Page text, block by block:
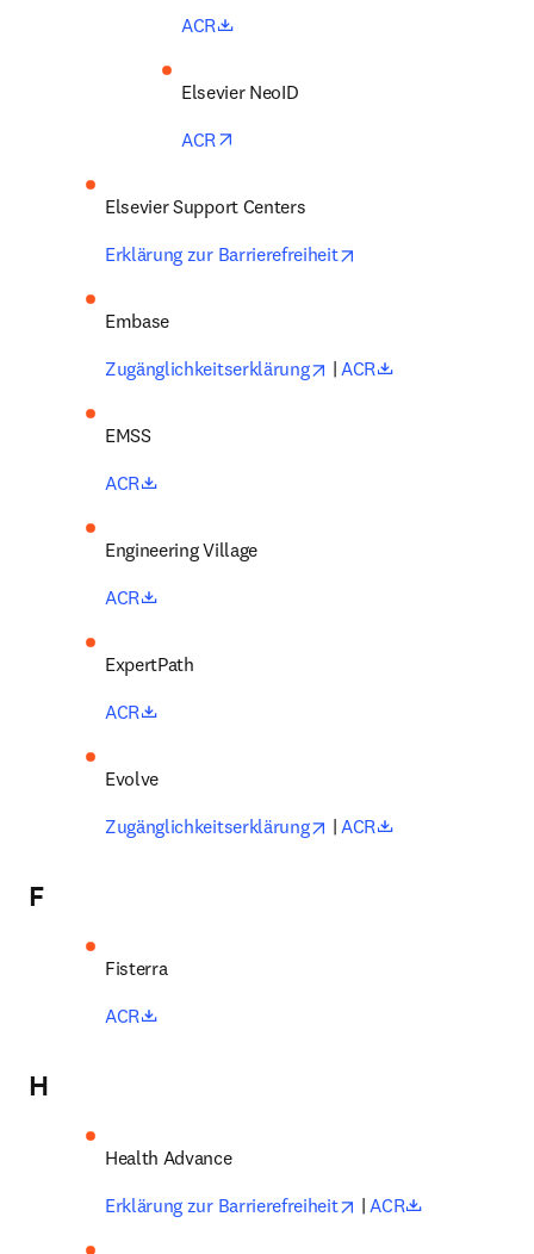
ACR
Elsevier NeoID
ACR
Elsevier Support Centers
Erklärung zur Barrierefreiheit
Embase
Zugänglichkeitserklärung
opens in new tab/window
| ACR
EMSS
ACR
Engineering Village
ACR
ExpertPath
ACR
Evolve
Zugänglichkeitserklärung
opens in new tab/window
| ACR
F
Fisterra
ACR
H
Health Advance
Erklärung zur Barrierefreiheit
opens in new tab/
| ACR